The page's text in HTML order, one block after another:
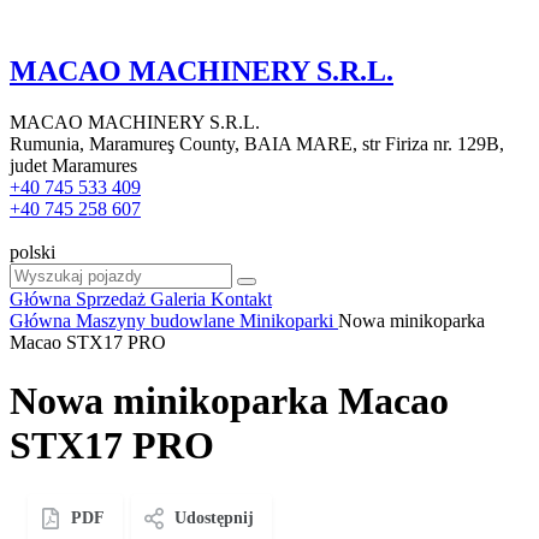
MACAO MACHINERY S.R.L.
MACAO MACHINERY S.R.L.
Rumunia, Maramureş County, BAIA MARE, str Firiza nr. 129B,
judet Maramures
+40 745 533 409
+40 745 258 607
polski
Główna Sprzedaż Galeria Kontakt
Główna Maszyny budowlane Minikoparki Nowa minikoparka
Macao STX17 PRO
Nowa minikoparka Macao
STX17 PRO
PDF Udostępnij